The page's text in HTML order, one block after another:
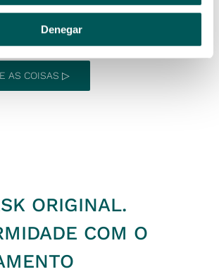
Denegar
ver se você se qualifica. Pergunte
autorizado da Autodesk:
AS COISAS ▷
ORIGINAL.
COM O